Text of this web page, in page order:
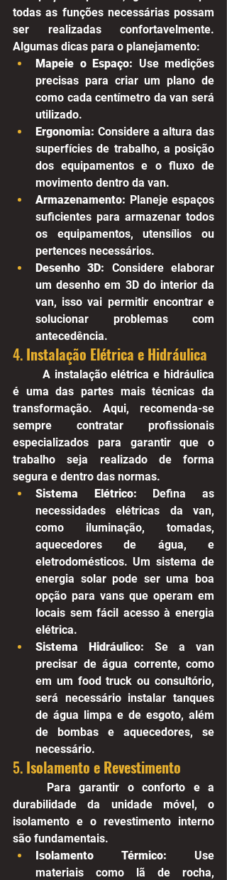
todas as funções necessárias possam
ser realizadas confortavelmente.
Algumas dicas para o planejamento:
Mapeie o Espaço: Use medições
precisas para criar um plano de
como cada centímetro da van será
utilizado.
Ergonomia: Considere a altura das
superfícies de trabalho, a posição
dos equipamentos e o fluxo de
movimento dentro da van.
Armazenamento: Planeje espaços
suficientes para armazenar todos
os equipamentos, utensílios ou
pertences necessários.
Desenho 3D: Considere elaborar
um desenho em 3D do interior da
van, isso vai permitir encontrar e
solucionar problemas com
antecedência.
4. Instalação Elétrica e Hidráulica
A instalação elétrica e hidráulica
é uma das partes mais técnicas da
transformação. Aqui, recomenda-se
sempre contratar profissionais
especializados para garantir que o
trabalho seja realizado de forma
segura e dentro das normas.
Sistema Elétrico: Defina as
necessidades elétricas da van,
como iluminação, tomadas,
aquecedores de água, e
eletrodomésticos. Um sistema de
energia solar pode ser uma boa
opção para vans que operam em
locais sem fácil acesso à energia
elétrica.
Sistema Hidráulico: Se a van
precisar de água corrente, como
em um food truck ou consultório,
será necessário instalar tanques
de água limpa e de esgoto, além
de bombas e aquecedores, se
necessário.
5. Isolamento e Revestimento
Para garantir o conforto e a
durabilidade da unidade móvel, o
isolamento e o revestimento interno
são fundamentais.
Isolamento Térmico: Use
materiais como lã de rocha,